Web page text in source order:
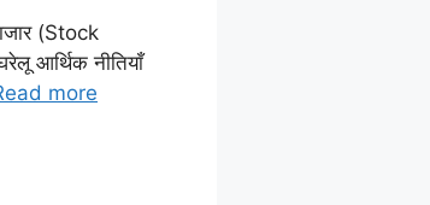
(Stock
आर्थिक नीतियाँ
more